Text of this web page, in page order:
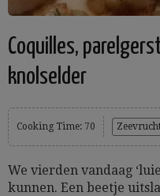
Coquilles,
knolselder
Cooking Time: 70
We vierden vandaag
kunnen. Een beetje